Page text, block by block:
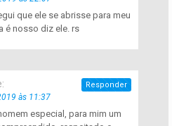
que ele se abrisse para meu
é nosso diz ele. rs
às 11:37
especial, para mim um
Responder